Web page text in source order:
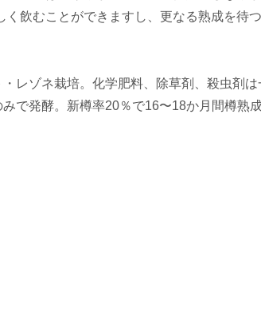
飲むことができますし、更なる熟成を待
レゾネ栽培。化学肥料、除草剤、殺虫剤は
で発酵。新樽率20％で16〜18か月間樽熟